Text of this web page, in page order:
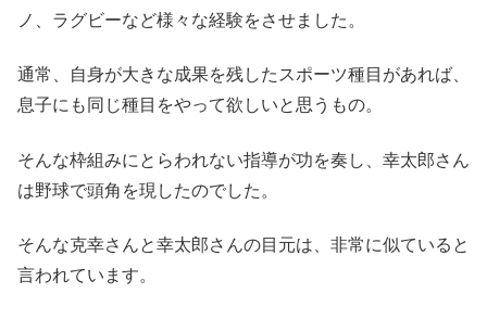
ノ、ラグビーなど様々な経験をさせました。
通常、自身が大きな成果を残したスポーツ種目があれば、
息子にも同じ種目をやって欲しいと思うもの。
そんな枠組みにとらわれない指導が功を奏し、幸太郎さん
は野球で頭角を現したのでした。
そんな克幸さんと幸太郎さんの目元は、非常に似ていると
言われています。